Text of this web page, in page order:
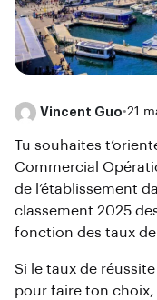
Vincent Guo•21
Tu souhaites
Commercial
de l’établissement
classement 2025
fonction des taux
Si le taux de
pour faire ton